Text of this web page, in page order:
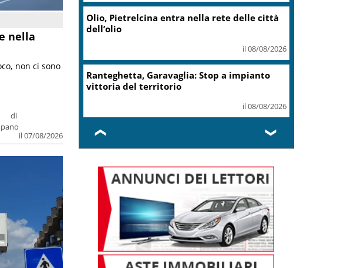
nella
di
il 07/08/2026
non ci sono
Olio, Pietrelcina entra nella rete delle città
dell’olio
il 08/08/2026
Ranteghetta, Garavaglia: Stop a impianto
vittoria del territorio
il 08/08/2026
❮ ❯